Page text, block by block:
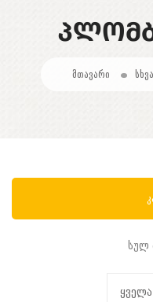
მთავარი
სულ